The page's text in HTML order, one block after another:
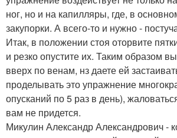
ног, но и на капилляры, где, в
закупорки. А всего-то и нужно -
Итак, в положении стоя оторвите
и резко опустите их. Таким образом
вверх по венам, нз даете ей
проделывать это упражнение
опусканий по 5 раз в день),
вам не придется.
Микулин Александр Александрович -